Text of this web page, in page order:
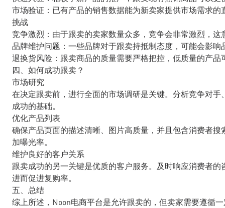
市场验证：已有产品的销售数据能为新卖家提供市场需求
挑战
竞争激烈：由于跟卖的卖家数量众多，竞争会非常激烈，
品牌维护问题：一些品牌对于跟卖持抵制态度，可能会影
退换货风险：跟卖商品的质量需要严格把控，低质量的产
四、如何成功跟卖？
市场研究
在决定跟卖前，进行全面的市场调研是关键。分析竞争对
成功的基础。
优化产品列表
确保产品页面的描述清晰、图片高质量，并且包含消费者
加曝光率。
维护良好的客户关系
跟卖成功的另一关键是优质的客户服务。及时响应消费者
进而促进复购率。
五、总结
综上所述，Noon电商平台是允许跟卖的，但卖家需要遵循